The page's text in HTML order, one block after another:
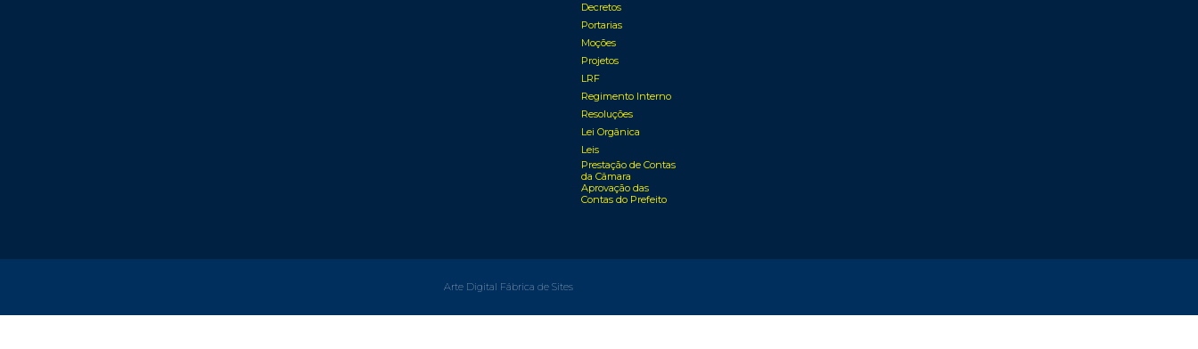
Decretos
Portarias
Moções
Projetos
LRF
Regimento Interno
Resoluções
Lei Orgânica
Leis
Prestação de Contas
da Câmara
Aprovação das
Contas do Prefeito
Arte Digital Fábrica de Sites